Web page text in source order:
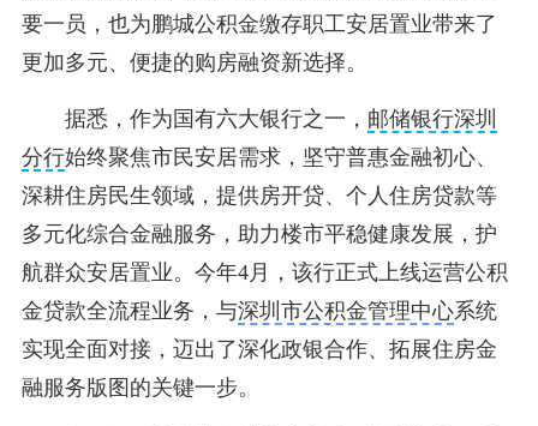
要一员，也为鹏城公积金缴存职工安居置业带来了
更加多元、便捷的购房融资新选择。
据悉，作为国有六大银行之一， 邮储银行深圳
分行始终聚焦市民安居需求，坚守普惠金融初心、
深耕住房民生领域，提供房开贷、个人住房贷款等
多元化综合金融服务，助力楼市平稳健康发展，护
航群众安居置业。今年4月，该行正式上线运营公积
金贷款全流程业务，与深圳市公积金管理中心系统
实现全面对接，迈出了深化政银合作、拓展住房金
融服务版图的关键一步。